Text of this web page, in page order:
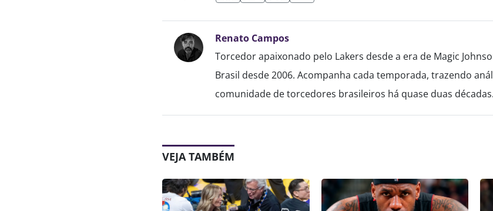
Renato Campos
Torcedor apaixonado pelo Lakers desde a era de Magic
Brasil desde 2006. Acompanha cada temporada, trazendo
comunidade de torcedores brasileiros há quase duas décadas.
VEJA TAMBÉM